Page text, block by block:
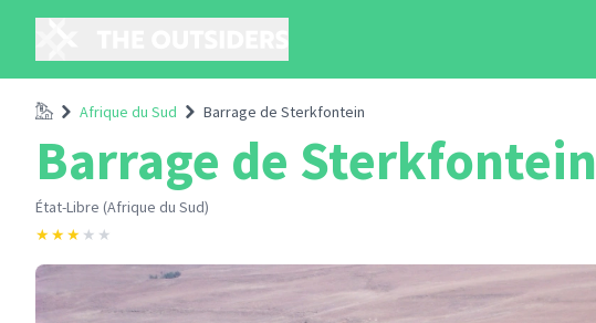
AccueilAfrique du Sud Barrage de Sterkfontein
Barrage de Sterkfontein
État-Libre (Afrique du Sud)
★★★ ★ ★